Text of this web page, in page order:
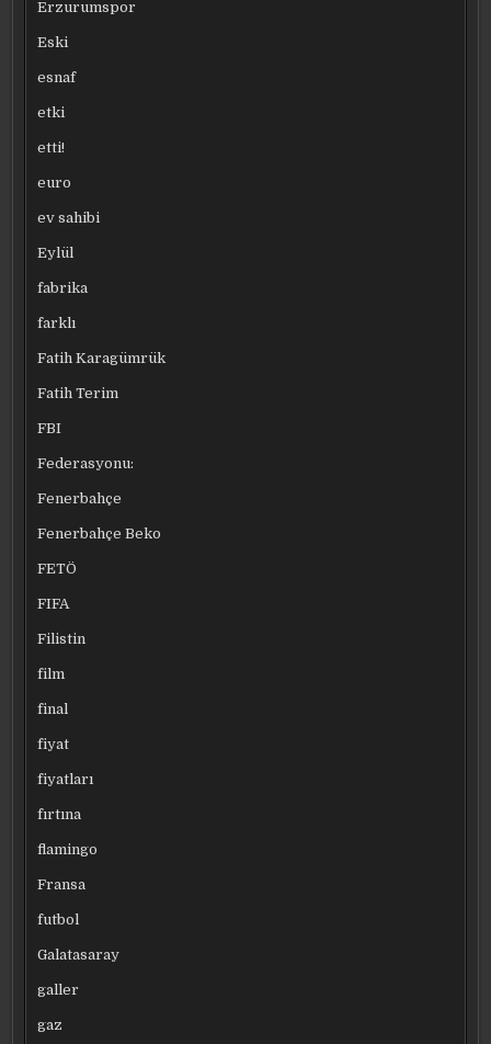
Erzurumspor
Eski
esnaf
etki
etti!
euro
ev sahibi
Eylül
fabrika
farklı
Fatih Karagümrük
Fatih Terim
FBI
Federasyonu:
Fenerbahçe
Fenerbahçe Beko
FETÖ
FIFA
Filistin
film
final
fiyat
fiyatları
fırtına
flamingo
Fransa
futbol
Galatasaray
galler
gaz